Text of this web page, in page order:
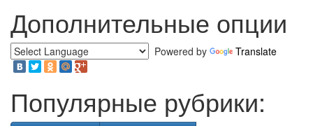
Дополнительные опции
Powered by Translate
Популярные рубрики: